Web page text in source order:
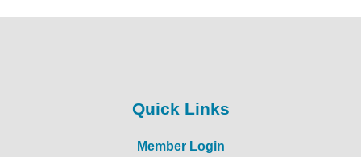
Quick Links
Member Login